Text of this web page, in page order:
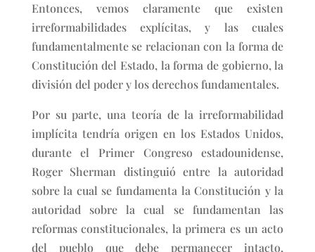
Entonces, vemos claramente que existen
irreformabilidades explícitas, y las cuales
fundamentalmente se relacionan con la forma de
Constitución del Estado, la forma de gobierno, la
división del poder y los derechos fundamentales.
Por su parte, una teoría de la irreformabilidad
implícita tendría origen en los Estados Unidos,
durante el Primer Congreso estadounidense,
Roger Sherman distinguió entre la autoridad
sobre la cual se fundamenta la Constitución y la
autoridad sobre la cual se fundamentan las
reformas constitucionales, la primera es un acto
del pueblo que debe permanecer intacto,